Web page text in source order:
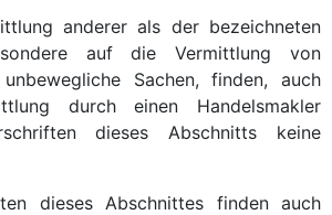
anderer als der bezeichneten
auf die Vermittlung von
Sachen, finden, auch
durch einen Handelsmakler
dieses Abschnitts keine
dieses Abschnittes finden auch